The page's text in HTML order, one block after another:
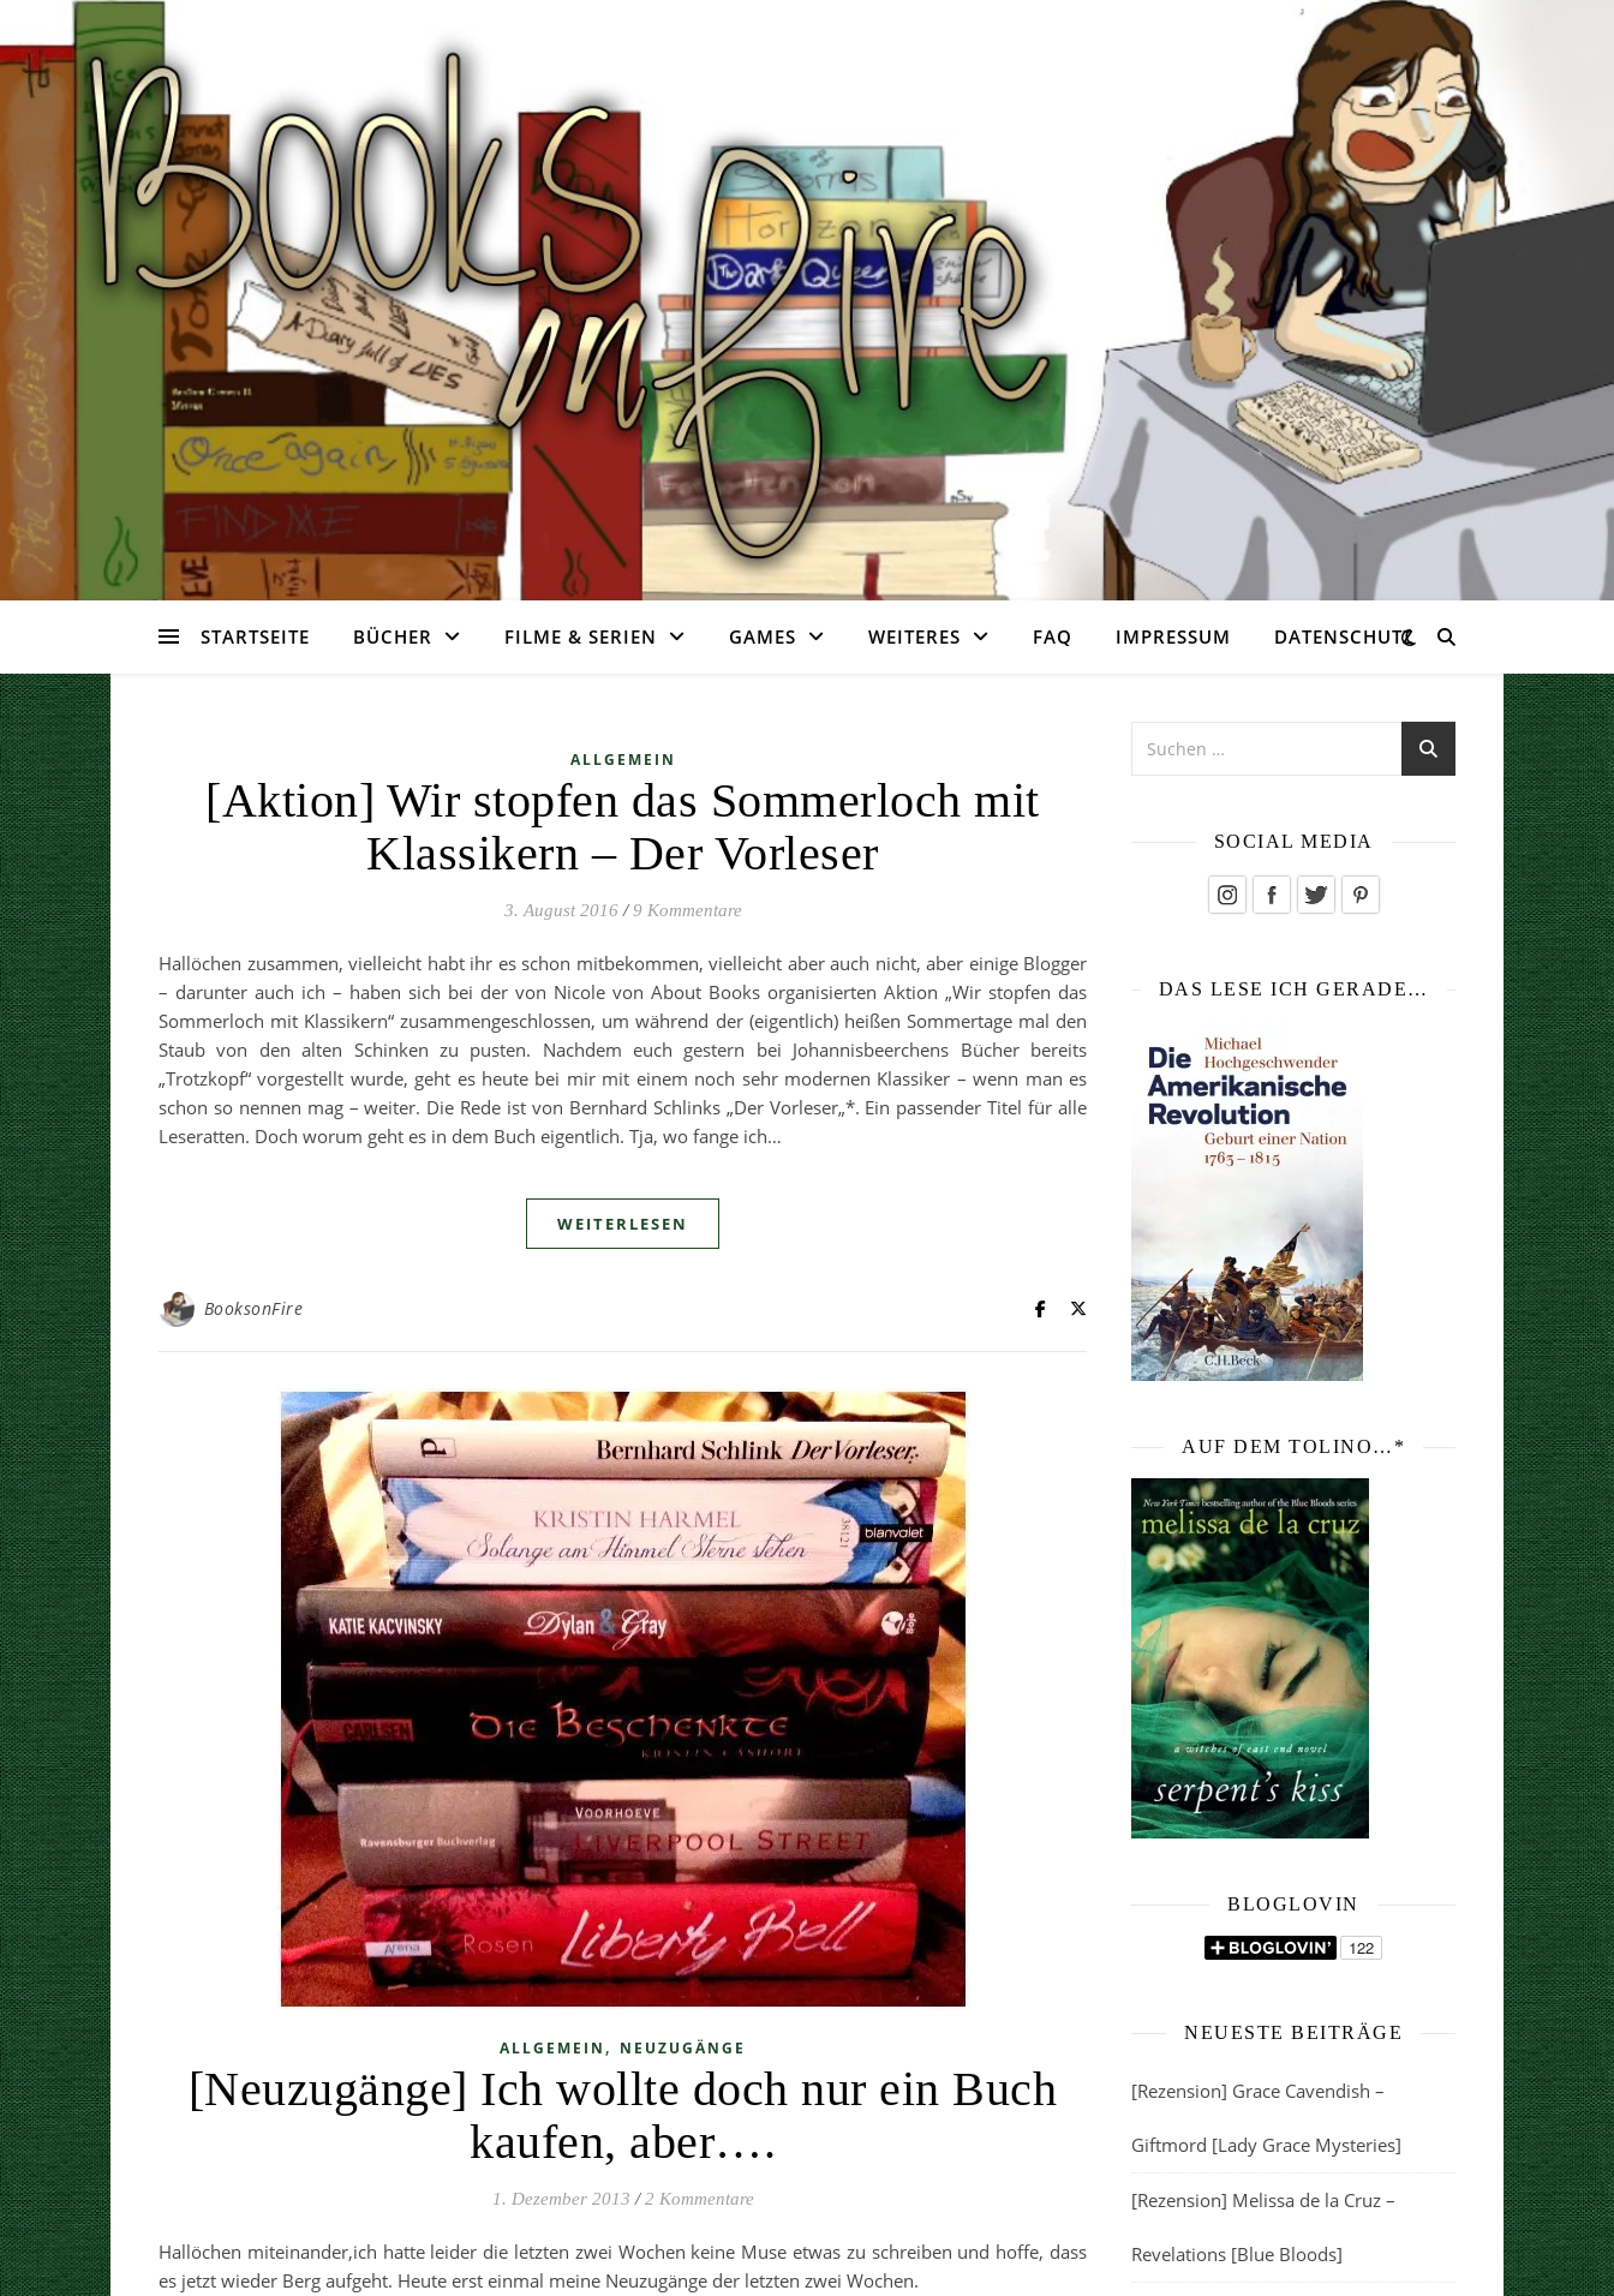
STARTSEITE BÜCHER FILME & SERIEN GAMES WEITERES FAQ IMPRESSUM DATENSCHUTZ
ALLGEMEIN
[Aktion] Wir stopfen das Sommerloch mit
Klassikern – Der Vorleser
3. August 2016 / 9 Kommentare
Hallöchen zusammen, vielleicht habt ihr es schon mitbekommen, vielleicht aber auch nicht, aber einige Blogger
– darunter auch ich – haben sich bei der von Nicole von About Books organisierten Aktion „Wir stopfen das
Sommerloch mit Klassikern“ zusammengeschlossen, um während der (eigentlich) heißen Sommertage mal den
Staub von den alten Schinken zu pusten. Nachdem euch gestern bei Johannisbeerchens Bücher bereits
„Trotzkopf“ vorgestellt wurde, geht es heute bei mir mit einem noch sehr modernen Klassiker – wenn man es
schon so nennen mag – weiter. Die Rede ist von Bernhard Schlinks „Der Vorleser„*. Ein passender Titel für alle
Leseratten. Doch worum geht es in dem Buch eigentlich. Tja, wo fange ich…
WEITERLESEN
BooksonFire
ALLGEMEIN , NEUZUGÄNGE
[Neuzugänge] Ich wollte doch nur ein Buch
kaufen, aber….
1. Dezember 2013 / 2 Kommentare
Hallöchen miteinander,ich hatte leider die letzten zwei Wochen keine Muse etwas zu schreiben und hoffe, dass
es jetzt wieder Berg aufgeht. Heute erst einmal meine Neuzugänge der letzten zwei Wochen.
SOCIAL MEDIA
DAS LESE ICH GERADE…
AUF DEM TOLINO…*
BLOGLOVIN
NEUESTE BEITRÄGE
[Rezension] Grace Cavendish –
Giftmord [Lady Grace Mysteries]
[Rezension] Melissa de la Cruz –
Revelations [Blue Bloods]